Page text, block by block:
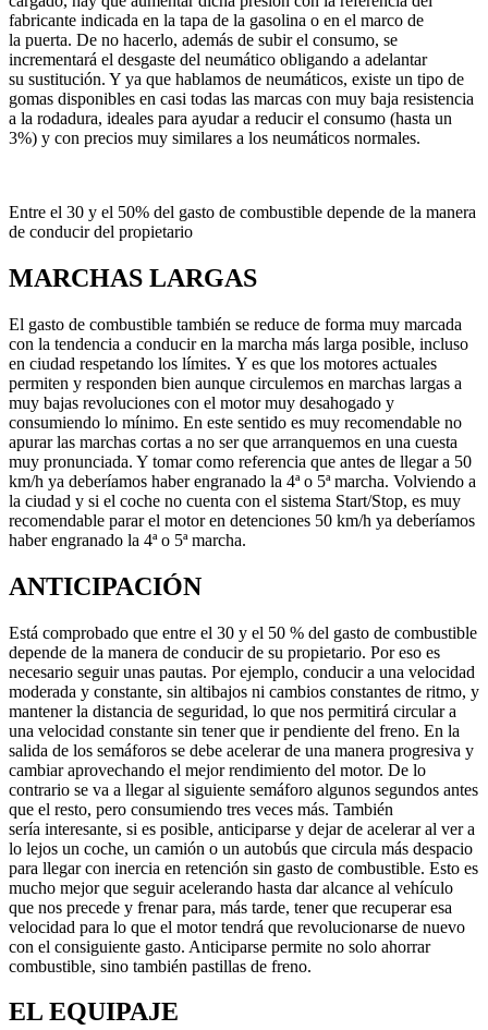
fabricante indicada en la tapa de la gasolina o en el marco de
la puerta. De no hacerlo, además de subir el consumo, se
incrementará el desgaste del neumático obligando a adelantar
su sustitución. Y ya que hablamos de neumáticos, existe un tipo de
gomas disponibles en casi todas las marcas con muy baja resistencia
a la rodadura, ideales para ayudar a reducir el consumo (hasta un
3%) y con precios muy similares a los neumáticos normales.
Entre el 30 y el 50% del gasto de combustible depende de la manera
de conducir del propietario
MARCHAS LARGAS
El gasto de combustible también se reduce de forma muy marcada
con la tendencia a conducir en la marcha más larga posible, incluso
en ciudad respetando los límites. Y es que los motores actuales
permiten y responden bien aunque circulemos en marchas largas a
muy bajas revoluciones con el motor muy desahogado y
consumiendo lo mínimo. En este sentido es muy recomendable no
apurar las marchas cortas a no ser que arranquemos en una cuesta
muy pronunciada. Y tomar como referencia que antes de llegar a 50
km/h ya deberíamos haber engranado la 4ª o 5ª marcha. Volviendo a
la ciudad y si el coche no cuenta con el sistema Start/Stop, es muy
recomendable parar el motor en detenciones 50 km/h ya deberíamos
haber engranado la 4ª o 5ª marcha.
ANTICIPACIÓN
Está comprobado que entre el 30 y el 50 % del gasto de combustible
depende de la manera de conducir de su propietario. Por eso es
necesario seguir unas pautas. Por ejemplo, conducir a una velocidad
moderada y constante, sin altibajos ni cambios constantes de ritmo, y
mantener la distancia de seguridad, lo que nos permitirá circular a
una velocidad constante sin tener que ir pendiente del freno. En la
salida de los semáforos se debe acelerar de una manera progresiva y
cambiar aprovechando el mejor rendimiento del motor. De lo
contrario se va a llegar al siguiente semáforo algunos segundos antes
que el resto, pero consumiendo tres veces más. También
sería interesante, si es posible, anticiparse y dejar de acelerar al ver a
lo lejos un coche, un camión o un autobús que circula más despacio
para llegar con inercia en retención sin gasto de combustible. Esto es
mucho mejor que seguir acelerando hasta dar alcance al vehículo
que nos precede y frenar para, más tarde, tener que recuperar esa
velocidad para lo que el motor tendrá que revolucionarse de nuevo
con el consiguiente gasto. Anticiparse permite no solo ahorrar
combustible, sino también pastillas de freno.
EL EQUIPAJE